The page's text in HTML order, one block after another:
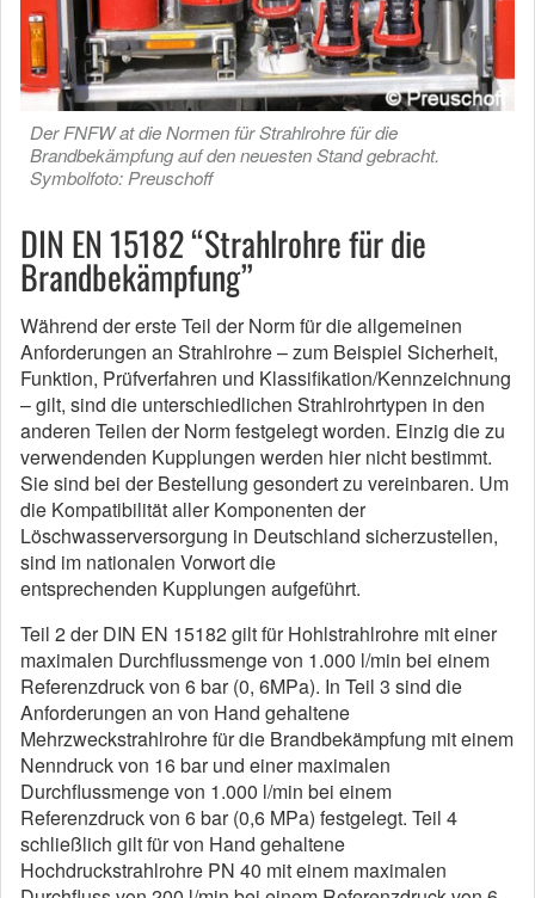
Der FNFW at die Normen für Strahlrohre für die
Brandbekämpfung auf den neuesten Stand gebracht.
Symbolfoto: Preuschoff
DIN EN 15182 “Strahlrohre für die
Brandbekämpfung”
Während der erste Teil der Norm für die allgemeinen
Anforderungen an Strahlrohre – zum Beispiel Sicherheit,
Funktion, Prüfverfahren und Klassifikation/Kennzeichnung
– gilt, sind die unterschiedlichen Strahlrohrtypen in den
anderen Teilen der Norm festgelegt worden. Einzig die zu
verwendenden Kupplungen werden hier nicht bestimmt.
Sie sind bei der Bestellung gesondert zu vereinbaren. Um
die Kompatibilität aller Komponenten der
Löschwasserversorgung in Deutschland sicherzustellen,
sind im nationalen Vorwort die
entsprechenden Kupplungen aufgeführt.
Teil 2 der DIN EN 15182 gilt für Hohlstrahlrohre mit einer
maximalen Durchflussmenge von 1.000 l/min bei einem
Referenzdruck von 6 bar (0, 6MPa). In Teil 3 sind die
Anforderungen an von Hand gehaltene
Mehrzweckstrahlrohre für die Brandbekämpfung mit einem
Nenndruck von 16 bar und einer maximalen
Durchflussmenge von 1.000 l/min bei einem
Referenzdruck von 6 bar (0,6 MPa) festgelegt. Teil 4
schließlich gilt für von Hand gehaltene
Hochdruckstrahlrohre PN 40 mit einem maximalen